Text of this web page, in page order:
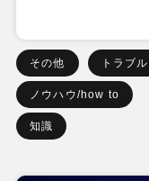
その他 トラブル
ノウハウ/how to
知識